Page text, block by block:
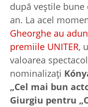
după veștile
an. La acel
Gheorghe au
premiile UNITER,
valoarea
nominalizați
„Cel mai bun
Giurgiu pentru